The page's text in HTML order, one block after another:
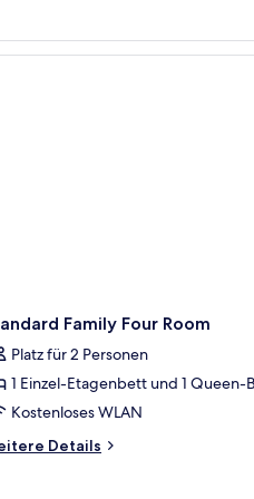
einem Nachttisch mit Lampe,
Family Four Room
Platz für 2 Personen
1 Einzel-Etagenbett und 1 Queen-
Kostenloses WLAN
Details